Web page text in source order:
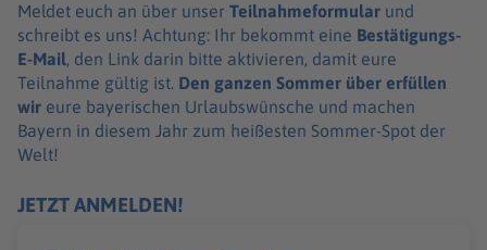
Meldet euch an über unser Teilnahmeformular und
schreibt es uns! Achtung: Ihr bekommt eine Bestätigungs-
E-Mail, den Link darin bitte aktivieren, damit eure
Teilnahme gültig ist. Den ganzen Sommer über erfüllen
wir eure bayerischen Urlaubswünsche und machen
Bayern in diesem Jahr zum heißesten Sommer-Spot der
Welt!
JETZT ANMELDEN!